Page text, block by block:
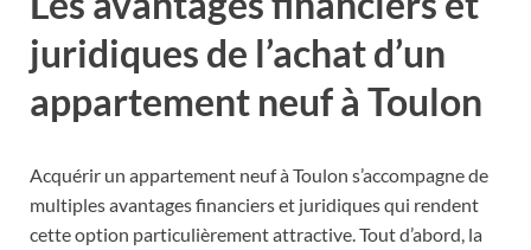
juridiques de l’achat d’un
appartement neuf à Toulon
Acquérir un appartement neuf à Toulon s’accompagne de
multiples avantages financiers et juridiques qui rendent
cette option particulièrement attractive. Tout d’abord, la